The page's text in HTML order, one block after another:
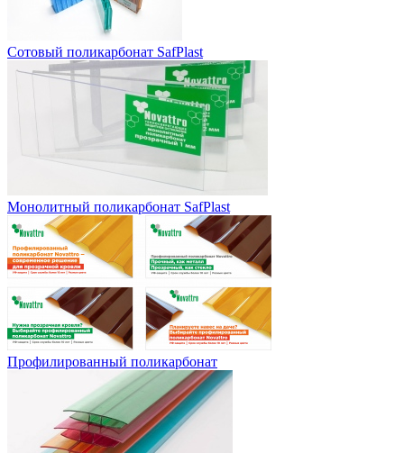
Сотовый поликарбонат SafPlast
Монолитный поликарбонат SafPlast
Профилированный поликарбонат